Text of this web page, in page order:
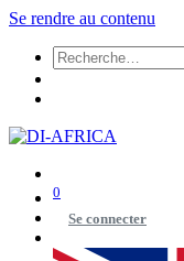
Se rendre au contenu
0
Se connecter